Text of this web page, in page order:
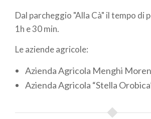
Dal parcheggio "Alla Cà" il tempo di
1h e 30 min.
Le aziende agricole:
Azienda Agricola Menghi
Azienda Agricola “Stella